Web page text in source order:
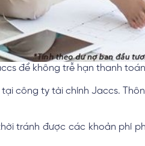
để không trễ hạn thanh
công ty tài chính Jaccs.
tránh được các khoản phí